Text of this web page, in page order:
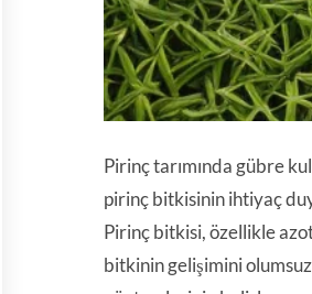
Pirinç tarımında gübre
pirinç bitkisinin ihtiyaç
Pirinç bitkisi, özellikle
bitkinin gelişimini